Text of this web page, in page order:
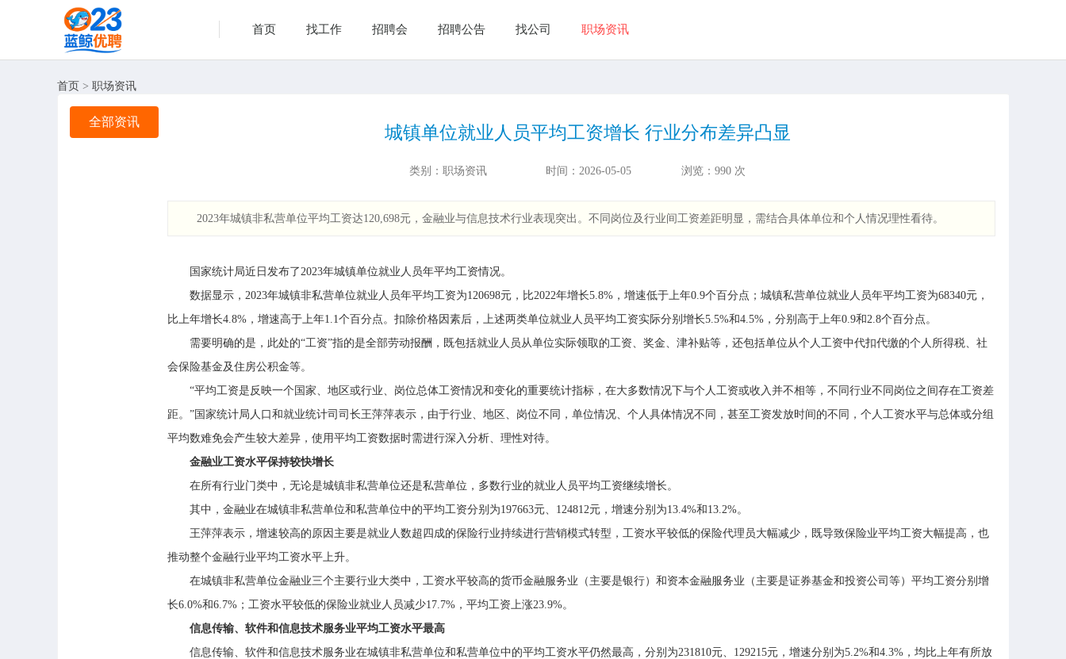
首页 找工作 招聘会 招聘公告 找公司 职场资讯
首页 > 职场资讯
全部资讯
城镇单位就业人员平均工资增长 行业分布差异凸显
类别：职场资讯 时间： 2026-05-05 浏览：990 次
2023年城镇非私营单位平均工资达120,698元，金融业与信息技术行业表现突出。不同岗位及行业间工资差距明显，需结合具体单位和个人情况理性看待。
国家统计局近日发布了2023年城镇单位就业人员年平均工资情况。
数据显示，2023年城镇非私营单位就业人员年平均工资为120698元，比2022年增长5.8%，增速低于上年0.9个百分点；城镇私营单位就业人员年平均工资为68340元，
比上年增长4.8%，增速高于上年1.1个百分点。扣除价格因素后，上述两类单位就业人员平均工资实际分别增长5.5%和4.5%，分别高于上年0.9和2.8个百分点。
需要明确的是，此处的“工资”指的是全部劳动报酬，既包括就业人员从单位实际领取的工资、奖金、津补贴等，还包括单位从个人工资中代扣代缴的个人所得税、社
会保险基金及住房公积金等。
“平均工资是反映一个国家、地区或行业、岗位总体工资情况和变化的重要统计指标，在大多数情况下与个人工资或收入并不相等，不同行业不同岗位之间存在工资差
距。”国家统计局人口和就业统计司司长王萍萍表示，由于行业、地区、岗位不同，单位情况、个人具体情况不同，甚至工资发放时间的不同，个人工资水平与总体或分组
平均数难免会产生较大差异，使用平均工资数据时需进行深入分析、理性对待。
金融业工资水平保持较快增长
在所有行业门类中，无论是城镇非私营单位还是私营单位，多数行业的就业人员平均工资继续增长。
其中，金融业在城镇非私营单位和私营单位中的平均工资分别为197663元、124812元，增速分别为13.4%和13.2%。
王萍萍表示，增速较高的原因主要是就业人数超四成的保险行业持续进行营销模式转型，工资水平较低的保险代理员大幅减少，既导致保险业平均工资大幅提高，也
推动整个金融行业平均工资水平上升。
在城镇非私营单位金融业三个主要行业大类中，工资水平较高的货币金融服务业（主要是银行）和资本金融服务业（主要是证券基金和投资公司等）平均工资分别增
长6.0%和6.7%；工资水平较低的保险业就业人员减少17.7%，平均工资上涨23.9%。
信息传输、软件和信息技术服务业平均工资水平最高
信息传输、软件和信息技术服务业在城镇非私营单位和私营单位中的平均工资水平仍然最高，分别为231810元、129215元，增速分别为5.2%和4.3%，均比上年有所放